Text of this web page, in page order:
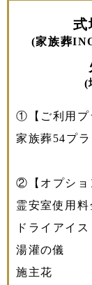
式
(家族葬
(
①【ご利用プ
家族葬54プ
②【オプショ
霊安室使用
ドライア
湯灌の儀
施主花 1